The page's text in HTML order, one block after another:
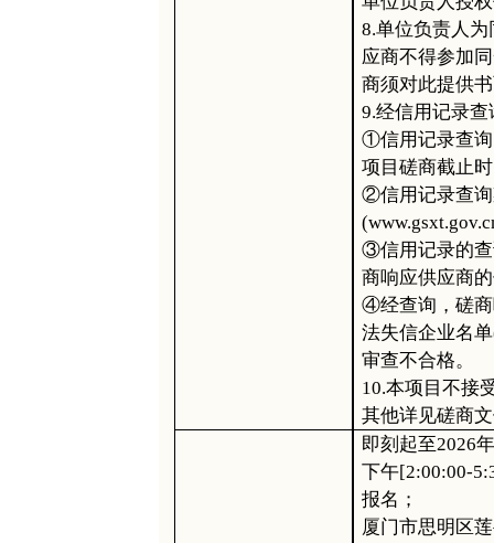
8.单位负责人
应商不得参加
商须对此提供
9.经信用记录
①信用记录查询
项目磋商截止
②信用记录查询
③信用记录的查
商响应供应商
④经查询，磋商
法失信企业名
审查不合格。
10.本项目不接
其他详见磋商
即刻起至2026年
下午[2:00:00-5:
报名；
厦门市思明区